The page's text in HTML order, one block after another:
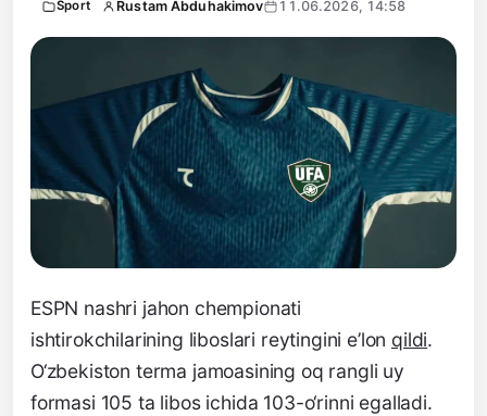
Sport Rustam Abduhakimov 11.06.2026, 14:58
ESPN nashri jahon chempionati
ishtirokchilarining liboslari reytingini e’lon qildi.
O‘zbekiston terma jamoasining oq rangli uy
formasi 105 ta libos ichida 103-o‘rinni egalladi.